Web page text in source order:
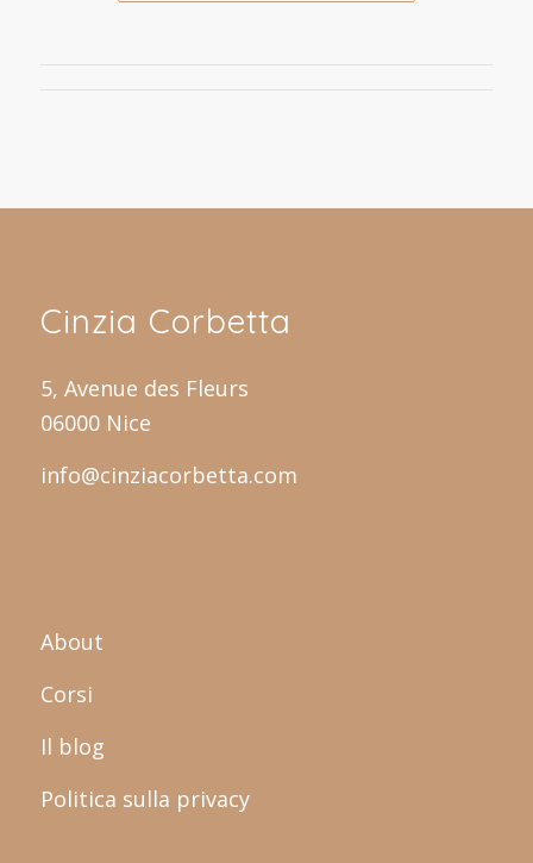
Cinzia Corbetta
5, Avenue des Fleurs
06000 Nice
info@cinziacorbetta.com
About
Corsi
Il blog
Politica sulla privacy